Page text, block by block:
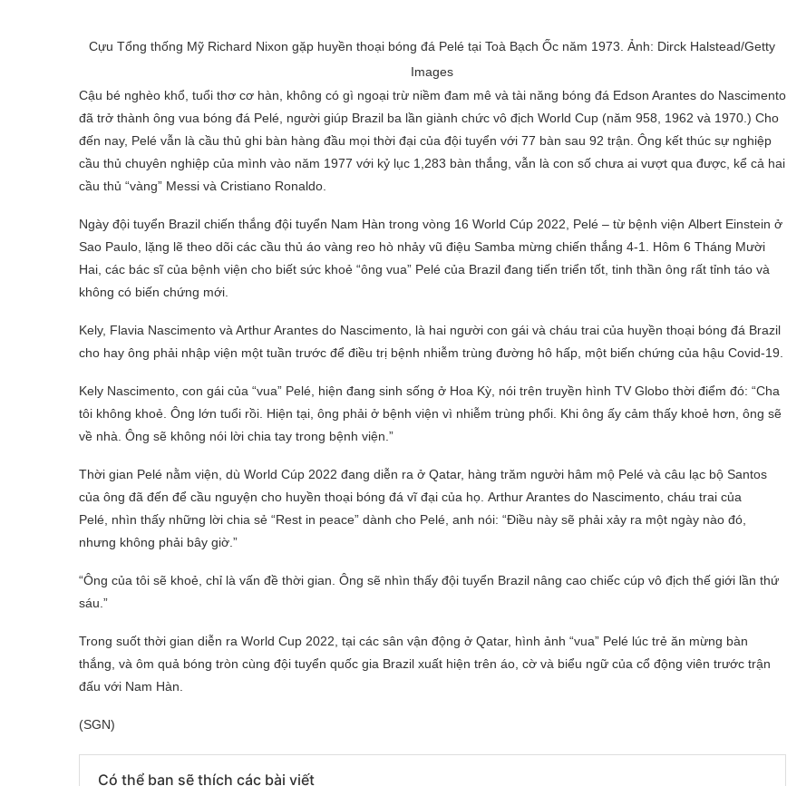
Cựu Tổng thống Mỹ Richard Nixon gặp huyền thoại bóng đá Pelé tại Toà Bạch Ốc năm 1973. Ảnh: Dirck Halstead/Getty
Images
Cậu bé nghèo khổ, tuổi thơ cơ hàn, không có gì ngoại trừ niềm đam mê và tài năng bóng đá Edson Arantes do Nascimento
đã trở thành ông vua bóng đá Pelé , người giúp Brazil ba lần giành chức vô địch World Cup (năm 958, 1962 và 1970 .) Cho
đến nay, Pelé vẫn là cầu thủ ghi bàn hàng đầu mọi thời đại của đội tuyển với 77 bàn sau 92 trận. Ông kết thúc sự nghiệp
cầu thủ chuyên nghiệp của mình vào năm 1977 với kỷ lục 1,283 bàn thắng, vẫn là con số chưa ai vượt qua được, kể cả hai
cầu thủ “vàng” Messi và Cristiano Ronaldo.
Ngày đội tuyển Brazil chiến thắng đội tuyển Nam Hàn trong vòng 16 World Cúp 2022, Pelé – từ bệnh viện Albert Einstein ở
Sao Paulo, lặng lẽ theo dõi các cầu thủ áo vàng reo hò nhảy vũ điệu Samba mừng chiến thắng 4-1. Hôm 6 Tháng Mười
Hai, các bác sĩ của bệnh viện cho biết sức khoẻ “ông vua” Pelé của Brazil đang tiến triển tốt, tinh thần ông rất tỉnh táo và
không có biến chứng mới.
Kely, Flavia Nascimento và Arthur Arantes do Nascimento, là hai người con gái và cháu trai của huyền thoại bóng đá Brazil
cho hay ông phải nhập viện một tuần trước để điều trị bệnh nhiễm trùng đường hô hấp, một biến chứng của hậu Covid-19.
Kely Nascimento, con gái của “vua” Pelé, hiện đang sinh sống ở Hoa Kỳ, nói trên truyền hình TV Globo thời điểm đó: “Cha
tôi không khoẻ. Ông lớn tuổi rồi. Hiện tại, ông phải ở bệnh viện vì nhiễm trùng phổi. Khi ông ấy cảm thấy khoẻ hơn, ông sẽ
về nhà. Ông sẽ không nói lời chia tay trong bệnh viện.”
Thời gian Pelé nằm viện, dù World Cúp 2022 đang diễn ra ở Qatar, hàng trăm người hâm mộ Pelé và câu lạc bộ Santos
của ông đã đến để cầu nguyện cho huyền thoại bóng đá vĩ đại của họ. Arthur Arantes do Nascimento, cháu trai của
Pelé, nhìn thấy những lời chia sẻ “Rest in peace” dành cho Pelé, anh nói: “Điều này sẽ phải xảy ra một ngày nào đó,
nhưng không phải bây giờ.”
“Ông của tôi sẽ khoẻ, chỉ là vấn đề thời gian. Ông sẽ nhìn thấy đội tuyển Brazil nâng cao chiếc cúp vô địch thế giới lần thứ
sáu.”
Trong suốt thời gian diễn ra World Cup 2022, tại các sân vận động ở Qatar, hình ảnh “vua” Pelé lúc trẻ ăn mừng bàn
thắng, và ôm quả bóng tròn cùng đội tuyển quốc gia Brazil xuất hiện trên áo, cờ và biểu ngữ của cổ động viên trước trận
đấu với Nam Hàn.
(SGN)
Có thể bạn sẽ thích các bài viết